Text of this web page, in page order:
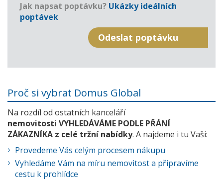
Jak napsat poptávku? Ukázky ideálních
poptávek
Proč si vybrat Domus Global
Na rozdíl od ostatních kanceláří
nemovitosti VYHLEDÁVÁME PODLE PŘÁNÍ
ZÁKAZNÍKA z celé tržní nabídky. A najdeme i tu Vaši:
Provedeme Vás celým procesem nákupu
Vyhledáme Vám na míru nemovitost a připravíme
cestu k prohlídce